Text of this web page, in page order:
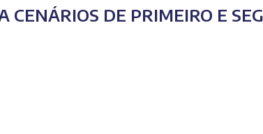
CENÁRIOS DE PRIMEIRO E